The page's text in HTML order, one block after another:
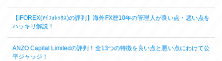
【iFOREX(ｱｲﾌｫﾚｯｸｽ)の評判】海外FX歴10年の管理人が良い点・悪い点を
ハッキリ解説！
ANZO Capital Limitedの評判！全13つの特徴を良い点と悪い点にわけて公
平ジャッジ！